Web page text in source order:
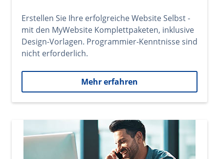
Erstellen Sie Ihre erfolgreiche Website Selbst -
mit den MyWebsite Komplettpaketen, inklusive
Design-Vorlagen. Programmier-Kenntnisse sind
nicht erforderlich.
Mehr erfahren